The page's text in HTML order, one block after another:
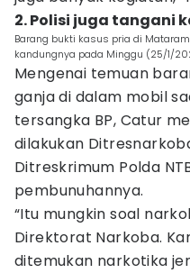
2. Polisi juga tangani
Barang bukti kasus pria di
kandungnya pada Minggu (25/1/
Mengenai temuan
ganja di dalam mobil
tersangka BP, Catur
dilakukan
Ditreskrimum Polda
pembunuhannya.
“Itu mungkin soal
Direktorat Narkoba.
ditemukan narkotika